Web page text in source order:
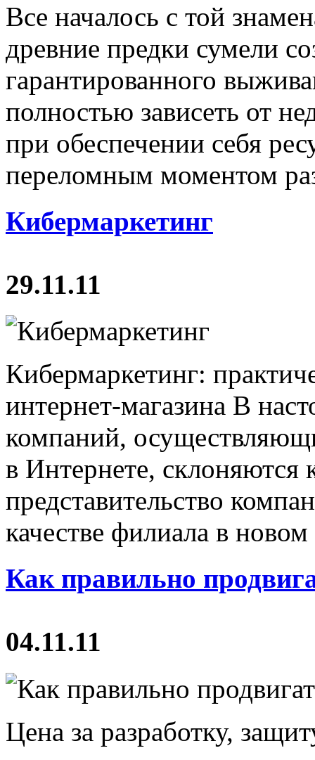
Все началось с той
древние предки сумели
гарантированного
полностью зависеть от
при обеспечении себя
переломным моментом
Кибермаркетинг
29.11.11
Кибермаркетинг:
интернет-магазина В
компаний,
в Интернете, склоняются
представительство
качестве филиала в
Как правильно
04.11.11
Цена за разработку,